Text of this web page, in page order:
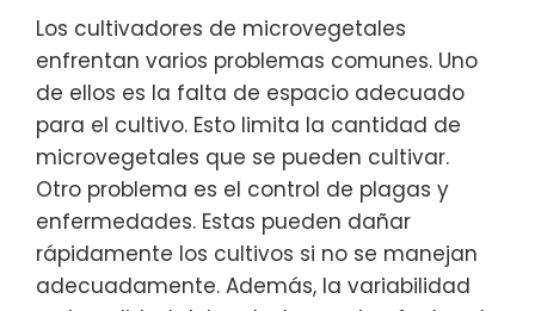
Los cultivadores de microvegetales
enfrentan varios problemas comunes. Uno
de ellos es la falta de espacio adecuado
para el cultivo. Esto limita la cantidad de
microvegetales que se pueden cultivar.
Otro problema es el control de plagas y
enfermedades. Estas pueden dañar
rápidamente los cultivos si no se manejan
adecuadamente. Además, la variabilidad